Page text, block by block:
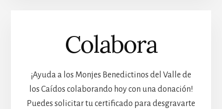
Colabora
¡Ayuda a los Monjes Benedictinos del Valle de
los Caídos colaborando hoy con una donación!
Puedes solicitar tu certificado para desgravarte